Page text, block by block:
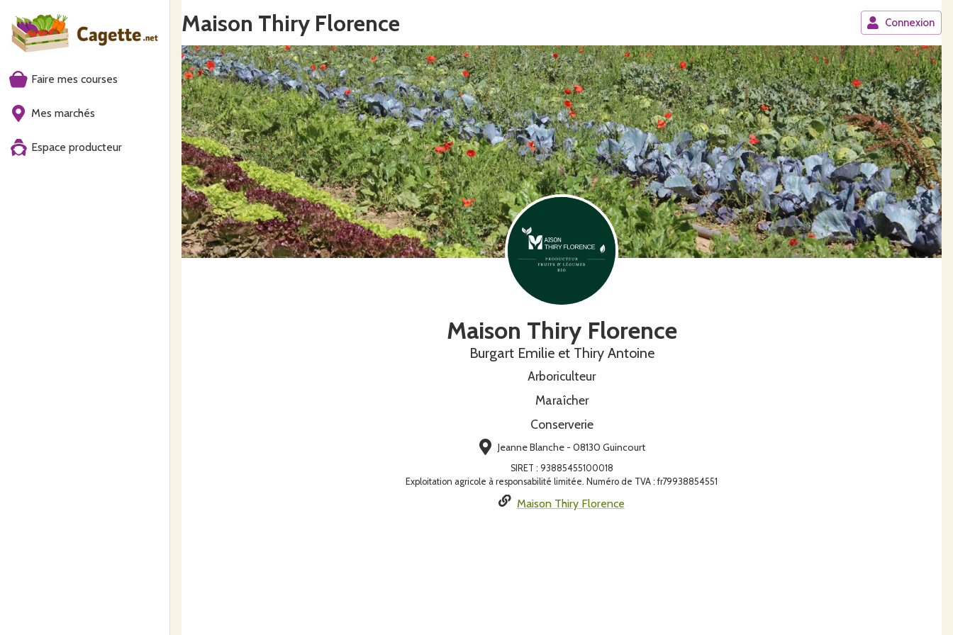
Faire mes courses
Mes marchés
Espace producteur
Maison Thiry Florence Connexion
Maison Thiry Florence
Burgart Emilie et Thiry Antoine
Arboriculteur
Maraîcher
Conserverie
Jeanne Blanche - 08130 Guincourt
SIRET : 93885455100018
Exploitation agricole à responsabilité limitée. Numéro de TVA : fr79938854551
Maison Thiry Florence